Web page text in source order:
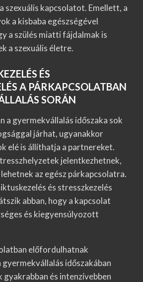
szexuális kapcsolatot. Emellett, a
a kisbaba egészségével
a szülés miatti fájdalmak is
a szexuális életre.
ÉS
A PÁRKAPCSOLATBAN
SORÁN
a gyermekvállalás időszaka sok
járhat, ugyanakkor
elé is állíthatja a partnereket.
jelentkezhetnek,
az egész párkapcsolatra.
és stresszkezelés
abban, hogy a kapcsolat
és kiegyensúlyozott
előfordulhatnak
időszakában
gyakrabban és intenzívebben